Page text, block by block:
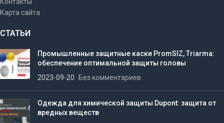
Карта сайта
СТАТЬИ
Промышленные защитные каски PromSIZ, Triarma:
обеспечение оптимальной защиты головы
2023-09-20
Без комментариев
Одежда для химической защиты Dupont: защита от
вредных веществ